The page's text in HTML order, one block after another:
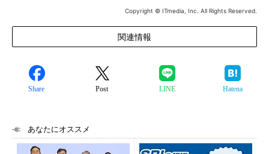
Copyright © ITmedia, Inc. All Rights Reserved.
関連情報
Share Post LINE Hatena
あなたにオススメ